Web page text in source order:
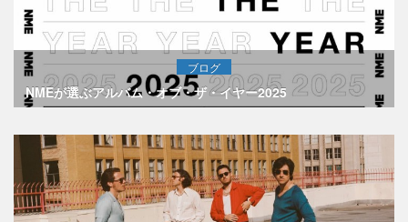
ブログ
NMEが選ぶアルバム・オブ・ザ・イヤー2025